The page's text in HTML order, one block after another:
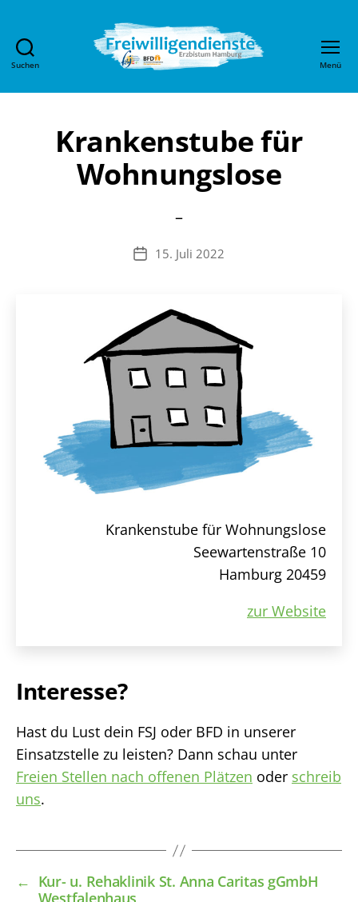
Suchen
im
Hamburg
Menü
Krankenstube für
Wohnungslose
–
Veröffentlichungsdatum
15. Juli 2022
Krankenstube für Wohnungslose
Seewartenstraße 10
Hamburg 20459
zur Website
Interesse?
Hast du Lust dein FSJ oder BFD in unserer
Einsatzstelle zu leisten? Dann schau unter
Freien Stellen nach offenen Plätzen oder schreib
uns.
← Kur- u. Rehaklinik St. Anna Caritas gGmbH
Westfalenhaus